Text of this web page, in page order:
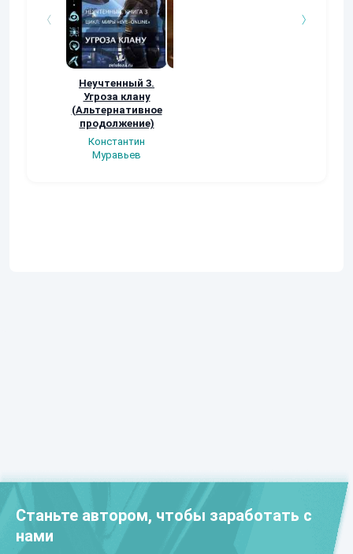
Неучтенный 3.
Угроза клану
(Альтернативное
продолжение)
Константин
Муравьев
Станьте автором, чтобы заработать с
нами